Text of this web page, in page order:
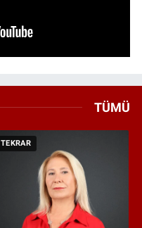
TÜMÜ
TEKRAR